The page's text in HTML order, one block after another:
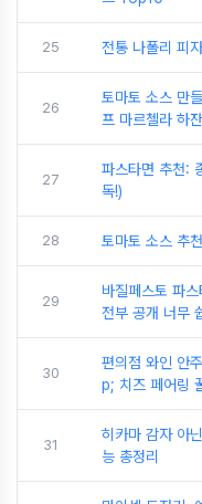
25 전통 나폴리 피
26
토마토 소스 만
프 마르첼라 하
27
파스타면 추천:
독!)
28 토마토 소스 추
29
바질페스토 파
전부 공개 너무
30
편의점 와인 안
p; 치즈 페어링
31
히카마 감자 아
능 총정리